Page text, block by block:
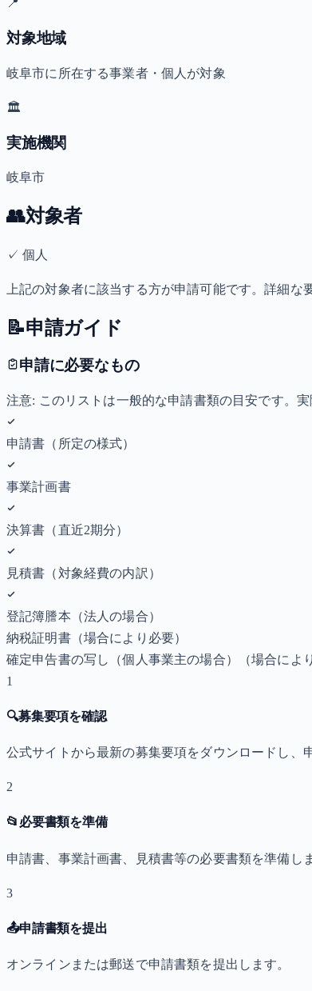
📍
対象地域
岐阜市に所在する事業者・個人が対象
🏛️
実施機関
岐阜市
👥対象者
✓個人
上記の対象者に該当する方が申請可能です。詳細な
📝申請ガイド
申請に必要なもの
注意: このリストは一般的な申請書類の目安です。
申請書（所定の様式）
事業計画書
決算書（直近2期分）
見積書（対象経費の内訳）
登記簿謄本（法人の場合）
納税証明書（場合により必要）
確定申告書の写し（個人事業主の場合）
（場合によ
1
🔍募集要項を確認
公式サイトから最新の募集要項をダウンロードし、
2
📂 必要書類を準備
申請書、事業計画書、見積書等の必要書類を準備し
3
📤申請書類を提出
オンラインまたは郵送で申請書類を提出します。